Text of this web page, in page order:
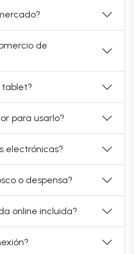
de
tablet?
para usarlo?
electrónicas?
o despensa?
online incluida?